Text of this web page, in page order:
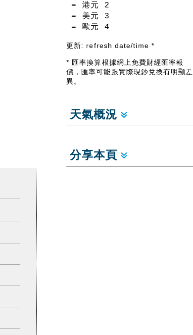
= 港元 2
= 美元 3
= 歐元4
更新: refresh date/time *
* 匯率換算根據網上免費財經匯率報
價，匯率可能跟實際現鈔兌換有明顯差
異。
天氣概況
分享本頁